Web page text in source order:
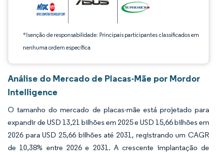
*Isenção de responsabilidade: Principais participantes classificados em
nenhuma ordem específica
Análise do Mercado de Placas-Mãe por Mordor
Intelligence
O tamanho do mercado de placas-mãe está projetado para
expandir de USD 13,21 bilhões em 2025 e USD 15,66 bilhões em
2026 para USD 25,66 bilhões até 2031, registrando um CAGR
de 10,38% entre 2026 e 2031. A crescente implantação de